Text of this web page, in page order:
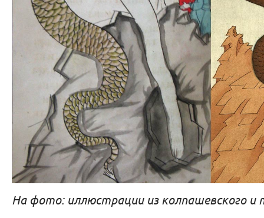
На фото: иллюстрации из колпашевского и